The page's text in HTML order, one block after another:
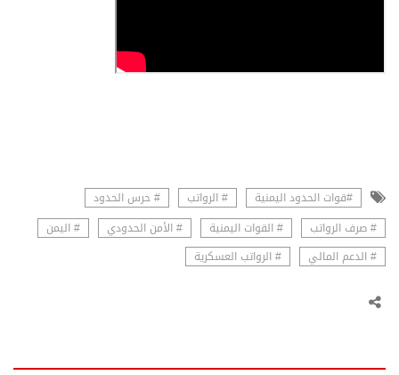
#قوات الحدود اليمنية # الرواتب
# حرس الحدود
# صرف الرواتب
# القوات اليمنية # الأمن الحدودي
# اليمن
# الدعم المالي
# الرواتب العسكرية